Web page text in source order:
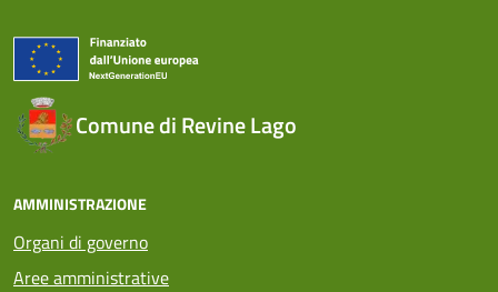
Comune di Revine Lago
AMMINISTRAZIONE
Organi di governo
Aree amministrative